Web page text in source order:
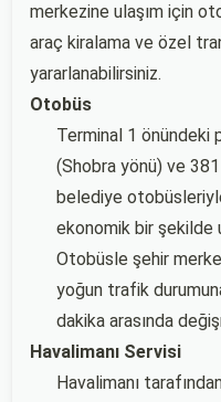
merkezine ulaşım için
araç kiralama ve özel
yararlanabilirsiniz.
Otobüs
Terminal 1 önündeki
(Shobra yönü) ve
belediye
ekonomik bir şekilde
Otobüsle şehir
yoğun trafik
dakika arasında
Havalimanı Servisi
Havalimanı